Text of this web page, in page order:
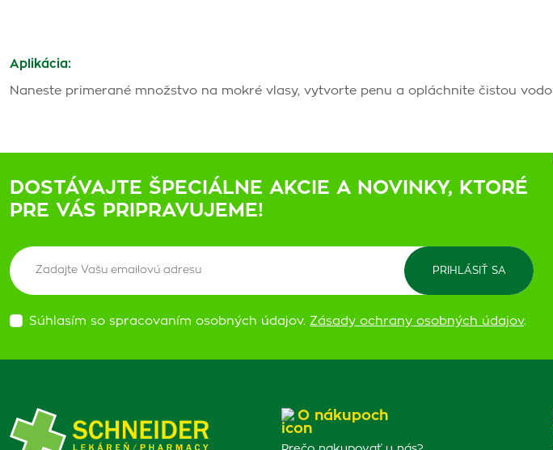
Aplikácia:
Naneste primerané množstvo na mokré vlasy, vytvorte penu a opláchnite čistou
DOSTÁVAJTE ŠPECIÁLNE AKCIE A NOVINKY, KTORÉ
PRE VÁS PRIPRAVUJEME!
Súhlasím so spracovaním osobných údajov. Zásady ochrany osobných údajov.
O nákupoch